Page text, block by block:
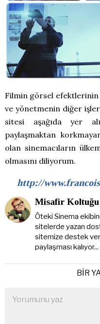
Filmin görsel efektlerinin
ve yönetmenin diğer
sitesi aşağıda yer
paylaşmaktan
olan sinemacıların
olmasını diliyorum.
http://
Misafir Koltuğu
Öteki Sinema
sitelerde yazan
sitemize destek
paylaşması kalıyor...
BIR